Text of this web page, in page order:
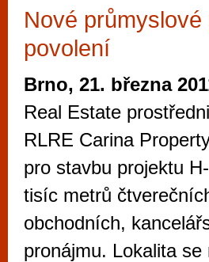
Nové
povolení
Brno, 21. března
Real Estate
RLRE Carina
pro stavbu projektu
tisíc metrů
obchodních,
pronájmu. Lokalita
Mimo jiné je ale také
vyzkoušet různé
metropoli naleznete
po moderní automaty
příležitostné hráče. V...